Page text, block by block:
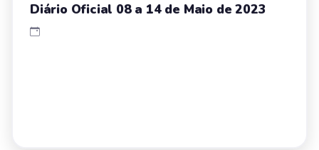
Diário Oficial 08 a 14 de Maio de 2023